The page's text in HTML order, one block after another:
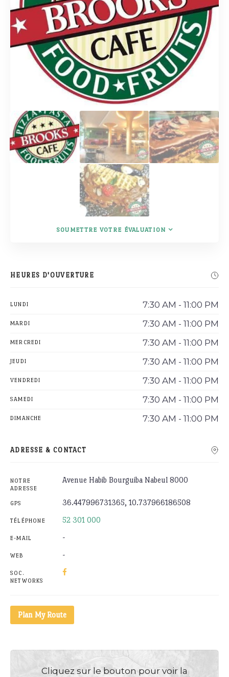
SOUMETTRE VOTRE ÉVALUATION
HEURES D'OUVERTURE
LUNDI 7:30 AM - 11:00 PM
MARDI 7:30 AM - 11:00 PM
MERCREDI 7:30 AM - 11:00 PM
JEUDI 7:30 AM - 11:00 PM
VENDREDI 7:30 AM - 11:00 PM
SAMEDI 7:30 AM - 11:00 PM
DIMANCHE 7:30 AM - 11:00 PM
ADRESSE & CONTACT
NOTRE
ADRESSE
Avenue Habib Bourguiba Nabeul 8000
GPS 36.447996731365, 10.737966186508
TÉLÉPHONE 52 301 000
E-MAIL -
WEB -
SOC.
NETWORKS
Plan My Route
Cliquez sur le bouton pour voir la